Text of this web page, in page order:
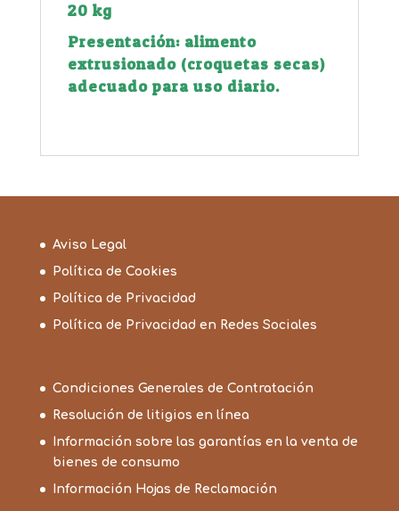
20 kg
Presentación: alimento
extrusionado (croquetas secas)
adecuado para uso diario.
Aviso Legal
Política de Cookies
Política de Privacidad
Política de Privacidad en Redes Sociales
Condiciones Generales de Contratación
Resolución de litigios en línea
Información sobre las garantías en la venta de
bienes de consumo
Información Hojas de Reclamación